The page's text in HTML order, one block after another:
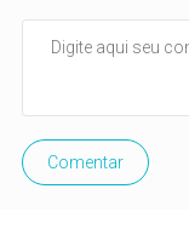
Comentar